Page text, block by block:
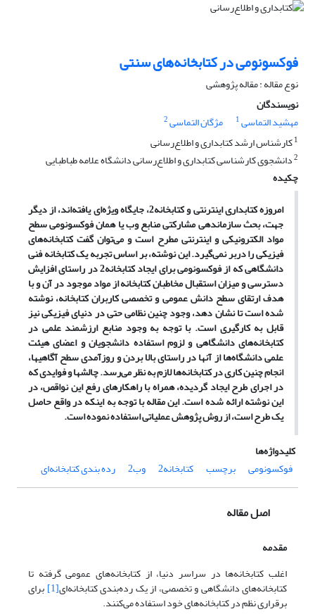
فوکسونومی در کتابخانه‌های سنتی
نوع مقاله : مقاله پژوهشی
نویسندگان
مهشید التماسی1 مژگان التماسی2
1کارشناس ارشد کتابداری و اطلاع‌رسانی
2دانشجوی کارشناسی کتابداری و اطلاع‌رسانی دانشگاه علامه طباطبایی
چکیده
امروزه کتابداری اینترنتی و کتابخانه2، جایگاه ویژه‌ای یافته‌اند، از دیگر
جهت، بحث سازماندهی مشارکتی منابع وب یا همان فوکسونومی سطح
مواد الکترونیکی و اینترنتی مطرح است و می‌توان گفت کتابخانه‌های
فیزیکی را دربر نمی‌گیرد. این نوشته، بر اساس تجربه یک کتابخانه فنی
دانشگاهی که از فوکسونومی برای ایجاد کتابخانه2 در راستای افزایش
دسترسی و میزان استقبال مخاطبان کتابخانه از مواد موجود در آن و با
هدف ارتقای سطح دانش عمومی و تخصصی کاربران کتابخانه، نوشته
شده است تا نشان دهد، وجود چنین نظامی حتی در دنیای فیزیکی نیز
قابل به کارگیری است. با توجه به وجود منابع ارزشمند علمی در
کتابخانه‌های دانشگاهی و لزوم استفاده دانشجویان و اعضای هیئت
علمی دانشگاه‌ها از آنها در راستای بالا بردن و روزآمدی سطح آگاهیها،
انجام چنین کاری در کتابخانه‌ها لازم به نظر می‌رسد. چالشها و فوایدی که
در اجرای طرح ایجاد گردیده، همراه با راهکارهای رفع این نواقص، در
این نوشته ارائه شده است. این مقاله با توجه به اینکه در واقع حاصل
یک طرح است، از روش پژوهش عملیاتی استفاده نموده است.
کلیدواژه‌ها
فوکسونومی
برچسب کتابخانه2 وب2 رده بندی کتابخانه‌ای
اصل مقاله
مقدمه
اغلب کتابخانه‌ها در سراسر دنیا، از کتابخانه‌های عمومی گرفته تا
کتابخانه‌های دانشگاهی و تخصصی، از یک رده‌بندی کتابخانه‌ای[1] برای
برقراری نظم در کتابخانه‌های خود استفاده می‌کنند.